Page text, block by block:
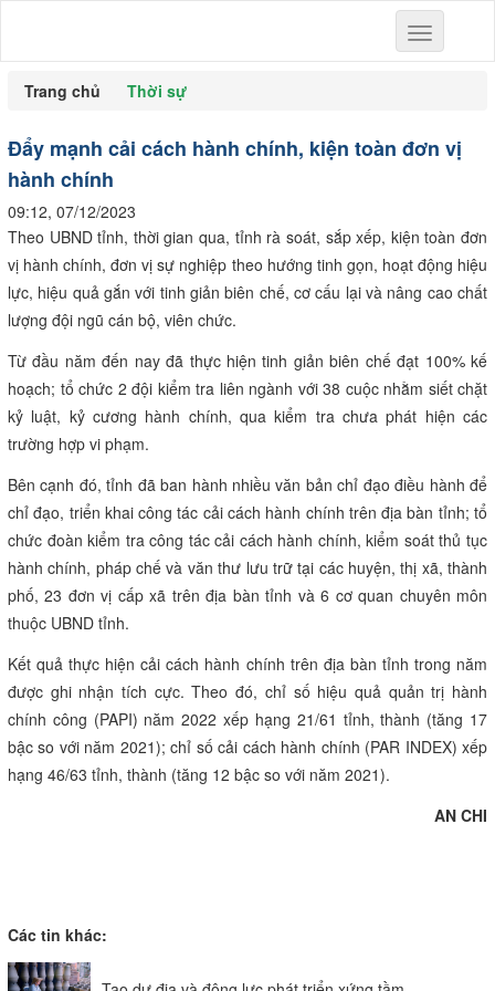
Toggle
navigation
Trang chủ
Thời sự
Đẩy mạnh cải cách hành chính, kiện toàn đơn vị
hành chính
09:12, 07/12/2023
Theo UBND tỉnh, thời gian qua, tỉnh rà soát, sắp xếp, kiện toàn đơn
vị hành chính, đơn vị sự nghiệp theo hướng tinh gọn, hoạt động hiệu
lực, hiệu quả gắn với tinh giản biên chế, cơ cấu lại và nâng cao chất
lượng đội ngũ cán bộ, viên chức.
Từ đầu năm đến nay đã thực hiện tinh giản biên chế đạt 100% kế
hoạch; tổ chức 2 đội kiểm tra liên ngành với 38 cuộc nhằm siết chặt
kỷ luật, kỷ cương hành chính, qua kiểm tra chưa phát hiện các
trường hợp vi phạm.
Bên cạnh đó, tỉnh đã ban hành nhiều văn bản chỉ đạo điều hành để
chỉ đạo, triển khai công tác cải cách hành chính trên địa bàn tỉnh; tổ
chức đoàn kiểm tra công tác cải cách hành chính, kiểm soát thủ tục
hành chính, pháp chế và văn thư lưu trữ tại các huyện, thị xã, thành
phố, 23 đơn vị cấp xã trên địa bàn tỉnh và 6 cơ quan chuyên môn
thuộc UBND tỉnh.
Kết quả thực hiện cải cách hành chính trên địa bàn tỉnh trong năm
được ghi nhận tích cực. Theo đó, chỉ số hiệu quả quản trị hành
chính công (PAPI) năm 2022 xếp hạng 21/61 tỉnh, thành (tăng 17
bậc so với năm 2021); chỉ số cải cách hành chính (PAR INDEX) xếp
hạng 46/63 tỉnh, thành (tăng 12 bậc so với năm 2021).
AN CHI
Các tin khác: